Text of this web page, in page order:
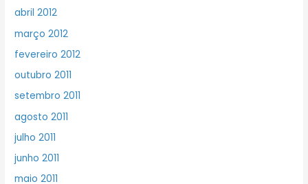
abril 2012
março 2012
fevereiro 2012
outubro 2011
setembro 2011
agosto 2011
julho 2011
junho 2011
maio 2011